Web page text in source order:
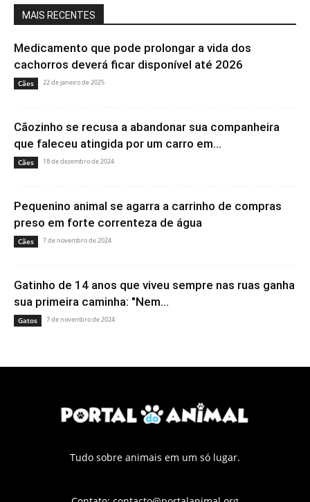
MAIS RECENTES
Medicamento que pode prolongar a vida dos
cachorros deverá ficar disponível até 2026
Cães 22 de janeiro de 2025
Cãozinho se recusa a abandonar sua companheira
que faleceu atingida por um carro em...
Cães 18 de dezembro de 2024
Pequenino animal se agarra a carrinho de compras
preso em forte correnteza de água
Cães 7 de novembro de 2024
Gatinho de 14 anos que viveu sempre nas ruas ganha
sua primeira caminha: "Nem...
Gatos 7 de novembro de 2024
Tudo sobre animais em um só lugar.